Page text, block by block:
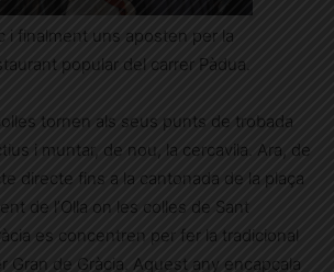
i finalment uns aposten per la
popular del carrer Pàdua.
tornen als seus punts de trobada
i muntar, de nou, la cercavila. Ara, de
directe fins a la cantonada de la plaça
de l’Olla on les colles de Sant
es concentren per fer la tradicional
Gran de Gràcia. Aquest any encapçala